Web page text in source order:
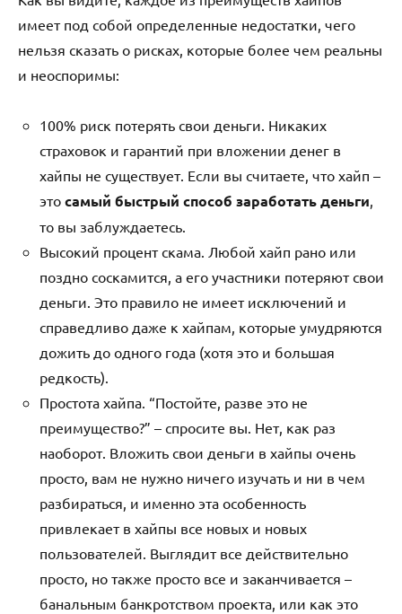
имеет под собой определенные недостатки, чего
нельзя сказать о рисках, которые более чем реальны
и неоспоримы:
100% риск потерять свои деньги. Никаких
страховок и гарантий при вложении денег в
хайпы не существует. Если вы считаете, что хайп –
это самый быстрый способ заработать деньги,
то вы заблуждаетесь.
Высокий процент скама. Любой хайп рано или
поздно соскамится, а его участники потеряют свои
деньги. Это правило не имеет исключений и
справедливо даже к хайпам, которые умудряются
дожить до одного года (хотя это и большая
редкость).
Простота хайпа. “Постойте, разве это не
преимущество?” – спросите вы. Нет, как раз
наоборот. Вложить свои деньги в хайпы очень
просто, вам не нужно ничего изучать и ни в чем
разбираться, и именно эта особенность
привлекает в хайпы все новых и новых
пользователей. Выглядит все действительно
просто, но также просто все и заканчивается –
банальным банкротством проекта, или как это